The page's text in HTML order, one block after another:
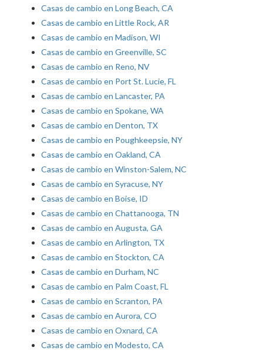
Casas de cambio en Long Beach, CA
Casas de cambio en Little Rock, AR
Casas de cambio en Madison, WI
Casas de cambio en Greenville, SC
Casas de cambio en Reno, NV
Casas de cambio en Port St. Lucie, FL
Casas de cambio en Lancaster, PA
Casas de cambio en Spokane, WA
Casas de cambio en Denton, TX
Casas de cambio en Poughkeepsie, NY
Casas de cambio en Oakland, CA
Casas de cambio en Winston-Salem, NC
Casas de cambio en Syracuse, NY
Casas de cambio en Boise, ID
Casas de cambio en Chattanooga, TN
Casas de cambio en Augusta, GA
Casas de cambio en Arlington, TX
Casas de cambio en Stockton, CA
Casas de cambio en Durham, NC
Casas de cambio en Palm Coast, FL
Casas de cambio en Scranton, PA
Casas de cambio en Aurora, CO
Casas de cambio en Oxnard, CA
Casas de cambio en Modesto, CA